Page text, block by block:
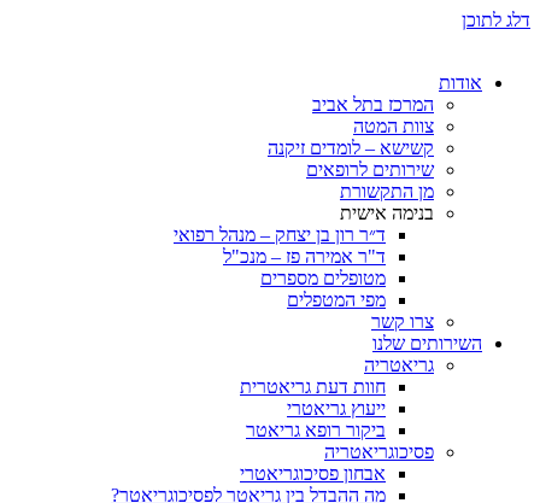
המרכז בתל אביב
צוות המטה
קשישא – לומדים זיקנה
שירותים לרופאים
מן התקשורת
בנימה אישית
ד״ר רון בן יצחק – מנהל רפואי
ד"ר אמירה פז – מנכ"ל
מטופלים מספרים
מפי המטפלים
שלנו
גריאטריה
חוות דעת גריאטרית
ייעוץ גריאטרי
ביקור רופא גריאטר
פסיכוגריאטריה
אבחון פסיכוגריאטרי
מה ההבדל בין גריאטר לפסיכוגריאטר?